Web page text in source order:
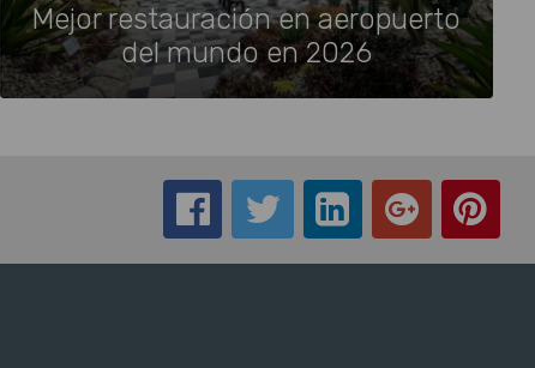
Mejor restauración en aeropuerto
del mundo en 2026